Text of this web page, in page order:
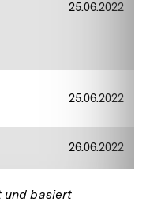
25.06.2022
25.06.2022
26.06.2022
und basiert